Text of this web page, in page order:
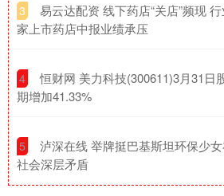
3
易云达配资 线下药店“关店”频现
家上市药店中报业绩承压
4
恒财网 美力科技(300611)3月31日
期增加41.33%
5
泸深在线 举牌挺巴基斯坦环保少
社会深层矛盾